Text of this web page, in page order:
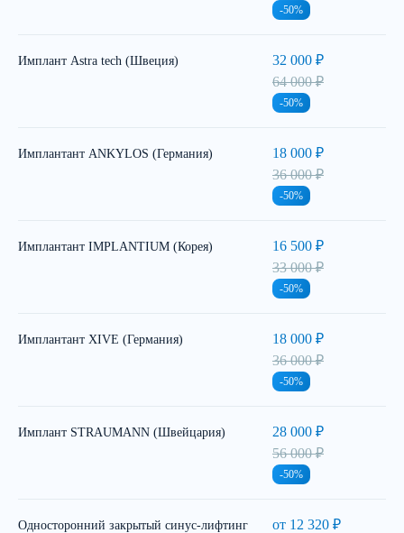
-50%
Имплант Astra tech (Швеция)
32 000 ₽
64 000 ₽
-50%
Имплантант ANKYLOS (Германия)
18 000 ₽
36 000 ₽
-50%
Имплантант IMPLANTIUM (Корея)
16 500 ₽
33 000 ₽
-50%
Имплантант XIVE (Германия)
18 000 ₽
36 000 ₽
-50%
Имплант STRAUMANN (Швейцария)
28 000 ₽
56 000 ₽
-50%
Односторонний закрытый синус-лифтинг от 12 320 ₽